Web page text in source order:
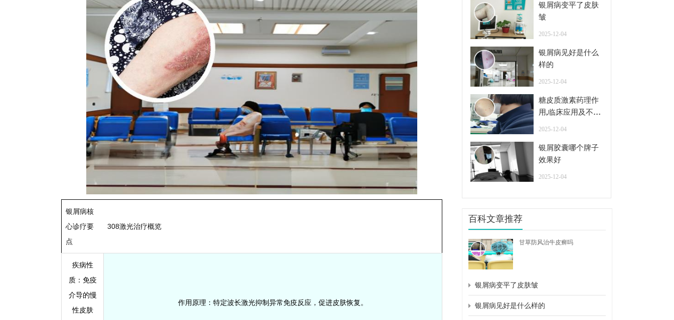
银屑病核
心诊疗要
点
308激光治疗概览
疾病性
质：免疫
介导的慢
性皮肤
作用原理 ：特定波长激光抑制异常免疫反应，促进皮肤恢复。
银屑病变平了皮肤
皱
2025-12-04
银屑病见好是什么
样的
2025-12-04
糖皮质激素药理作
用,临床应用及不良
2025-12-04
银屑胶囊哪个牌子
效果好
2025-12-04
百科文章推荐
甘草防风治牛皮癣吗
银屑病变平了皮肤皱
银屑病见好是什么样的